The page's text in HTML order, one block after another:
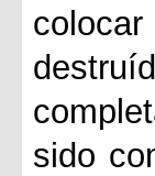
sido